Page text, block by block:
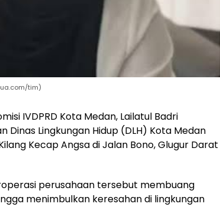
tim)
IVDPRD Kota Medan, Lailatul Badri
Lingkungan Hidup (DLH) Kota Medan
Kecap Angsa di Jalan Bono, Glugur Darat
perusahaan tersebut membuang
menimbulkan keresahan di lingkungan